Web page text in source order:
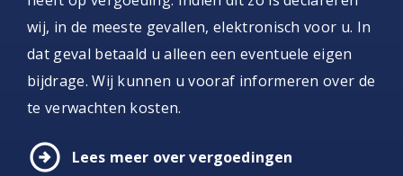
wij, in de meeste gevallen, elektronisch voor u. In
dat geval betaald u alleen een eventuele eigen
bijdrage. Wij kunnen u vooraf informeren over de
te verwachten kosten.
arrow_circle_right Lees meer over vergoedingen